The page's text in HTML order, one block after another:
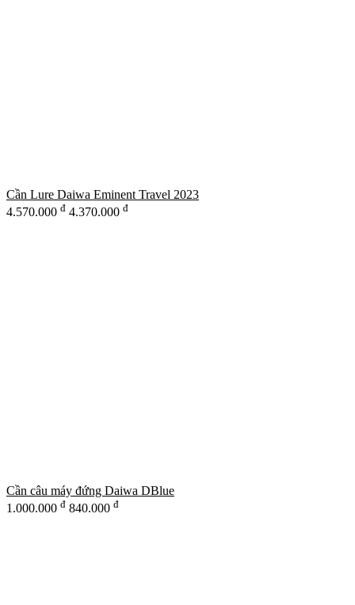
Cần Lure Daiwa Eminent Travel 2023
4.570.000 đ 4.370.000 đ
Cần câu máy đứng Daiwa DBlue
1.000.000 đ 840.000 đ